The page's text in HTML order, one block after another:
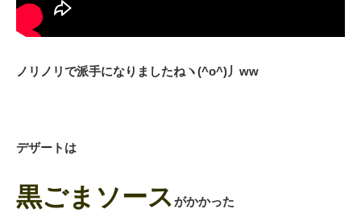
ノリノリで派手になりましたねヽ(^o^)丿ww
デザートは
黒ごまソースがかかった